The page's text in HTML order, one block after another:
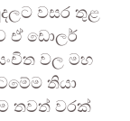
වසර තුළ
ඒ ඩොලර්
වල මහ
තියා
තවත් වරක්